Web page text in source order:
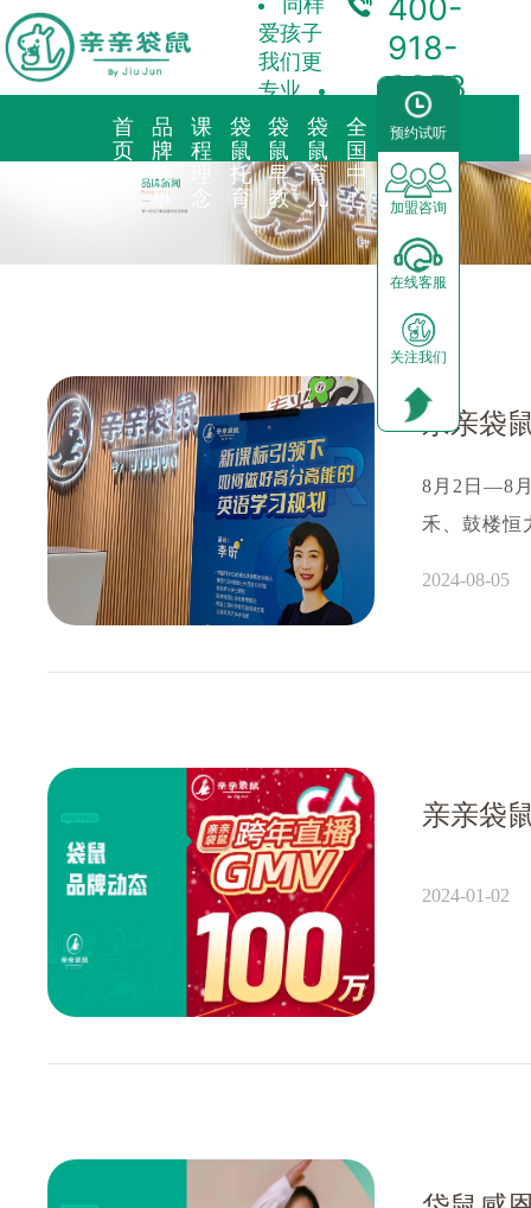
预约试听
加盟咨询
在线客服
关注我们
爱孩子
我们更
专业
400-
918-
3358
首
页
品
牌
故
事
品牌简介
社会荣誉历程
课
程
教育理念
启蒙英语
器械功能
袋
鼠
托
育
袋
鼠
早
教
亲子早教
袋
鼠
育
儿
全
国
中
心
预约试听
园区展示
合
作
加
盟
前景分析
运营支持
合作模式
加盟申请
8月2日—8
禾、鼓楼恒
2024-08-05
2024-01-02